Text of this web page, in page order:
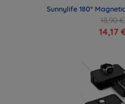
Sunnylife 180°
18,90 €
14,17